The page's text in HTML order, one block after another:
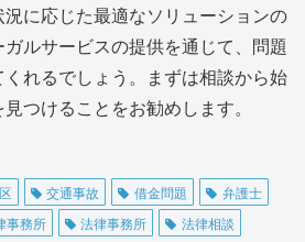
に応じた最適なソリューションの
ルサービスの提供を通じて、問題
れるでしょう。まずは相談から始
つけることをお勧めします。
交通事故 借金問題
弁護士
事務所 法律事務所
法律相談